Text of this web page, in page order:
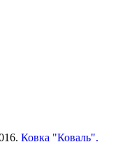
Ковка "Коваль".